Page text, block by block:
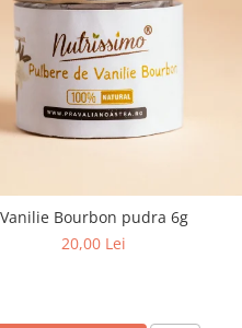
Vanilie Bourbon pudra 6g
20,00 Lei